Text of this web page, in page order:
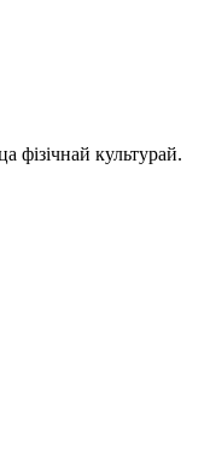
фізічнай культурай.